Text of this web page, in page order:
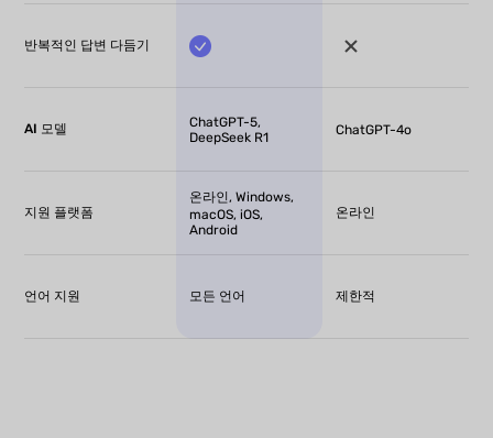
반복적인 답변 다듬기
AI 모델
ChatGPT-5,
DeepSeek R1
ChatGPT-4o
지원 플랫폼
온라인, Windows,
macOS, iOS,
Android
온라인
언어 지원 모든 언어 제한적